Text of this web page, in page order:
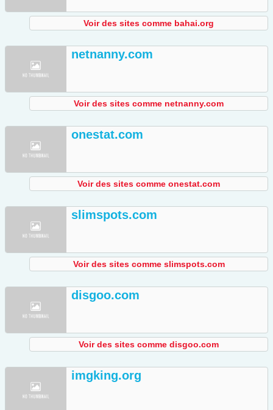
Voir des sites comme bahai.org
netnanny.com
Voir des sites comme netnanny.com
onestat.com
Voir des sites comme onestat.com
slimspots.com
Voir des sites comme slimspots.com
disgoo.com
Voir des sites comme disgoo.com
imgking.org